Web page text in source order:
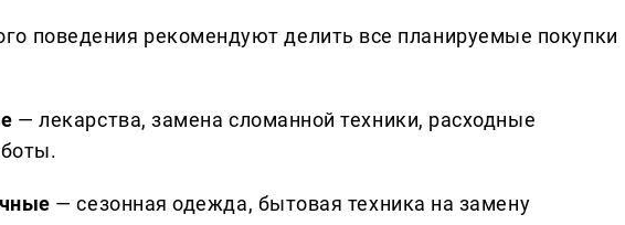
поведения рекомендуют делить все планируемые покупки
— лекарства, замена сломанной техники, расходные
— сезонная одежда, бытовая техника на замену